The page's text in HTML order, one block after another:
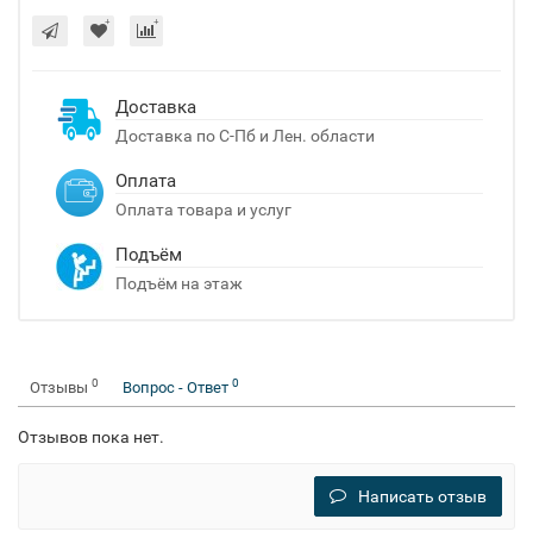
Доставка
Доставка по С-Пб и Лен. области
Оплата
Оплата товара и услуг
Подъём
Подъём на этаж
Отзывы 0 Вопрос - Ответ 0
Отзывов пока нет.
Написать отзыв